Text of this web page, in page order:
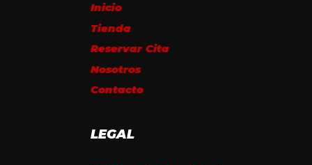
Inicio
Tienda
Reservar Cita
Nosotros
Contacto
LEGAL